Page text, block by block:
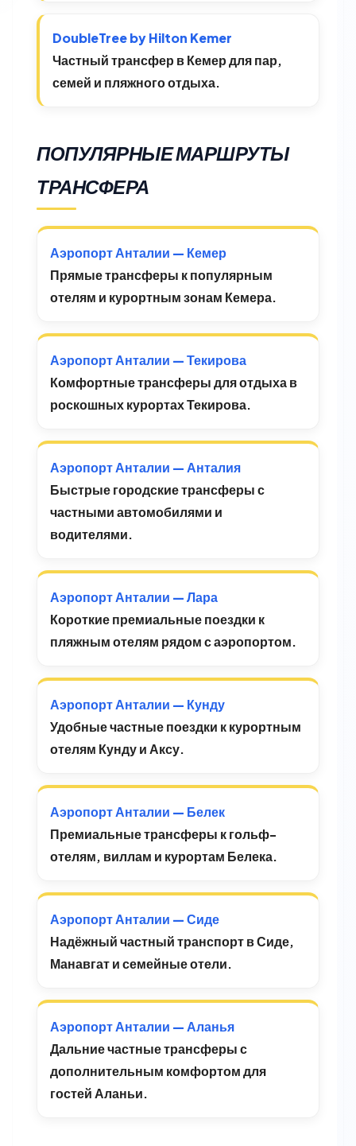
DoubleTree by Hilton Kemer
Частный трансфер в Кемер для пар,
семей и пляжного отдыха.
ПОПУЛЯРНЫЕ МАРШРУТЫ
ТРАНСФЕРА
Аэропорт Анталии — Кемер
Прямые трансферы к популярным
отелям и курортным зонам Кемера.
Аэропорт Анталии — Текирова
Комфортные трансферы для отдыха в
роскошных курортах Текирова.
Аэропорт Анталии — Анталия
Быстрые городские трансферы с
частными автомобилями и
водителями.
Аэропорт Анталии — Лара
Короткие премиальные поездки к
пляжным отелям рядом с аэропортом.
Аэропорт Анталии — Кунду
Удобные частные поездки к курортным
отелям Кунду и Аксу.
Аэропорт Анталии — Белек
Премиальные трансферы к гольф-
отелям, виллам и курортам Белека.
Аэропорт Анталии — Сиде
Надёжный частный транспорт в Сиде,
Манавгат и семейные отели.
Аэропорт Анталии — Аланья
Дальние частные трансферы с
дополнительным комфортом для
гостей Аланьи.